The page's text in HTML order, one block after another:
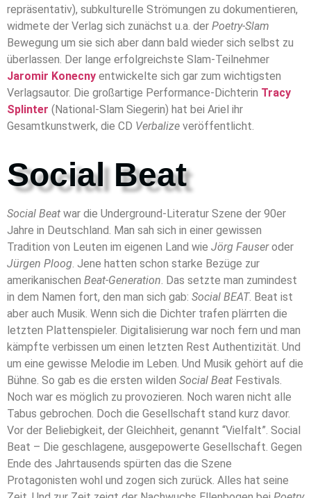
repräsentativ), subkulturelle Strömungen zu dokumentieren,
widmete der Verlag sich zunächst u.a. der Poetry-Slam
Bewegung um sie sich aber dann bald wieder sich selbst zu
überlassen. Der lange erfolgreichste Slam-Teilnehmer
Jaromir Konecny entwickelte sich gar zum wichtigsten
Verlagsautor. Die großartige Performance-Dichterin Tracy
Splinter (National-Slam Siegerin) hat bei Ariel ihr
Gesamtkunstwerk, die CD Verbalize veröffentlicht.
Social Beat
Social Beat war die Underground-Literatur Szene der 90er
Jahre in Deutschland. Man sah sich in einer gewissen
Tradition von Leuten im eigenen Land wie Jörg Fauseroder
Jürgen Ploog. Jene hatten schon starke Bezüge zur
amerikanischen Beat-Generation. Das setzte man zumindest
in dem Namen fort, den man sich gab: Social BEAT. Beat ist
aber auch Musik. Wenn sich die Dichter trafen plärrten die
letzten Plattenspieler. Digitalisierung war noch fern und man
kämpfte verbissen um einen letzten Rest Authentizität. Und
um eine gewisse Melodie im Leben. Und Musik gehört auf die
Bühne. So gab es die ersten wilden Social Beat Festivals.
Noch war es möglich zu provozieren. Noch waren nicht alle
Tabus gebrochen. Doch die Gesellschaft stand kurz davor.
Vor der Beliebigkeit, der Gleichheit, genannt “Vielfalt”. Social
Beat – Die geschlagene, ausgepowerte Gesellschaft. Gegen
Ende des Jahrtausends spürten das die Szene
Protagonisten wohl und zogen sich zurück. Alles hat seine